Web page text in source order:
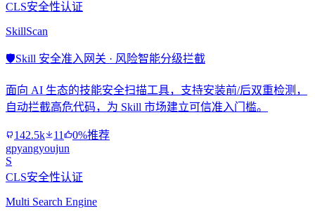
CLS安全性认证
SkillScan
🛡️Skill 安全准入网关 · 风险智能分级拦截
面向 AI 生态的技能安全扫描工具，支持安装前/后双重检测，
自动拦截高危代码，为 Skill 市场建立可信准入门槛。
142.5k 11
0%推荐
gpyangyoujun
S
CLS安全性认证
Multi Search Engine